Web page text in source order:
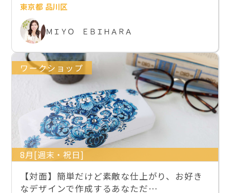
東京都 品川区
ＭＩＹＯ ＥＢＩＨＡＲＡ
ワークショップ
8月[週末・祝日]
【対面】簡単だけど素敵な仕上がり、お好き
なデザインで作成するあなただ…